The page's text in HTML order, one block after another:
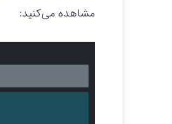
مشاهده می‌کنید: